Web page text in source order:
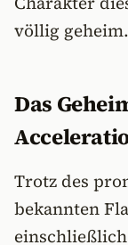
völlig geheim.
Das
Trotz des
bekannten